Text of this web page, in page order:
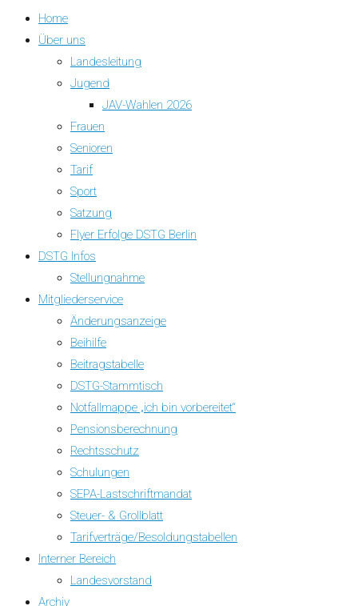
Home
Über uns
Landesleitung
Jugend
JAV-Wahlen 2026
Frauen
Senioren
Tarif
Sport
Satzung
Flyer Erfolge DSTG Berlin
DSTG Infos
Stellungnahme
Mitgliederservice
Änderungsanzeige
Beihilfe
Beitragstabelle
DSTG-Stammtisch
Notfallmappe „ich bin vorbereitet“
Pensionsberechnung
Rechtsschutz
Schulungen
SEPA-Lastschriftmandat
Steuer- & Grollblatt
Tarifverträge/Besoldungstabellen
Interner Bereich
Landesvorstand
Archiv